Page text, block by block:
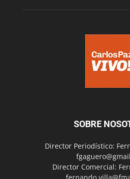
SOBRE
Director Periodístico:
Director Comercial: